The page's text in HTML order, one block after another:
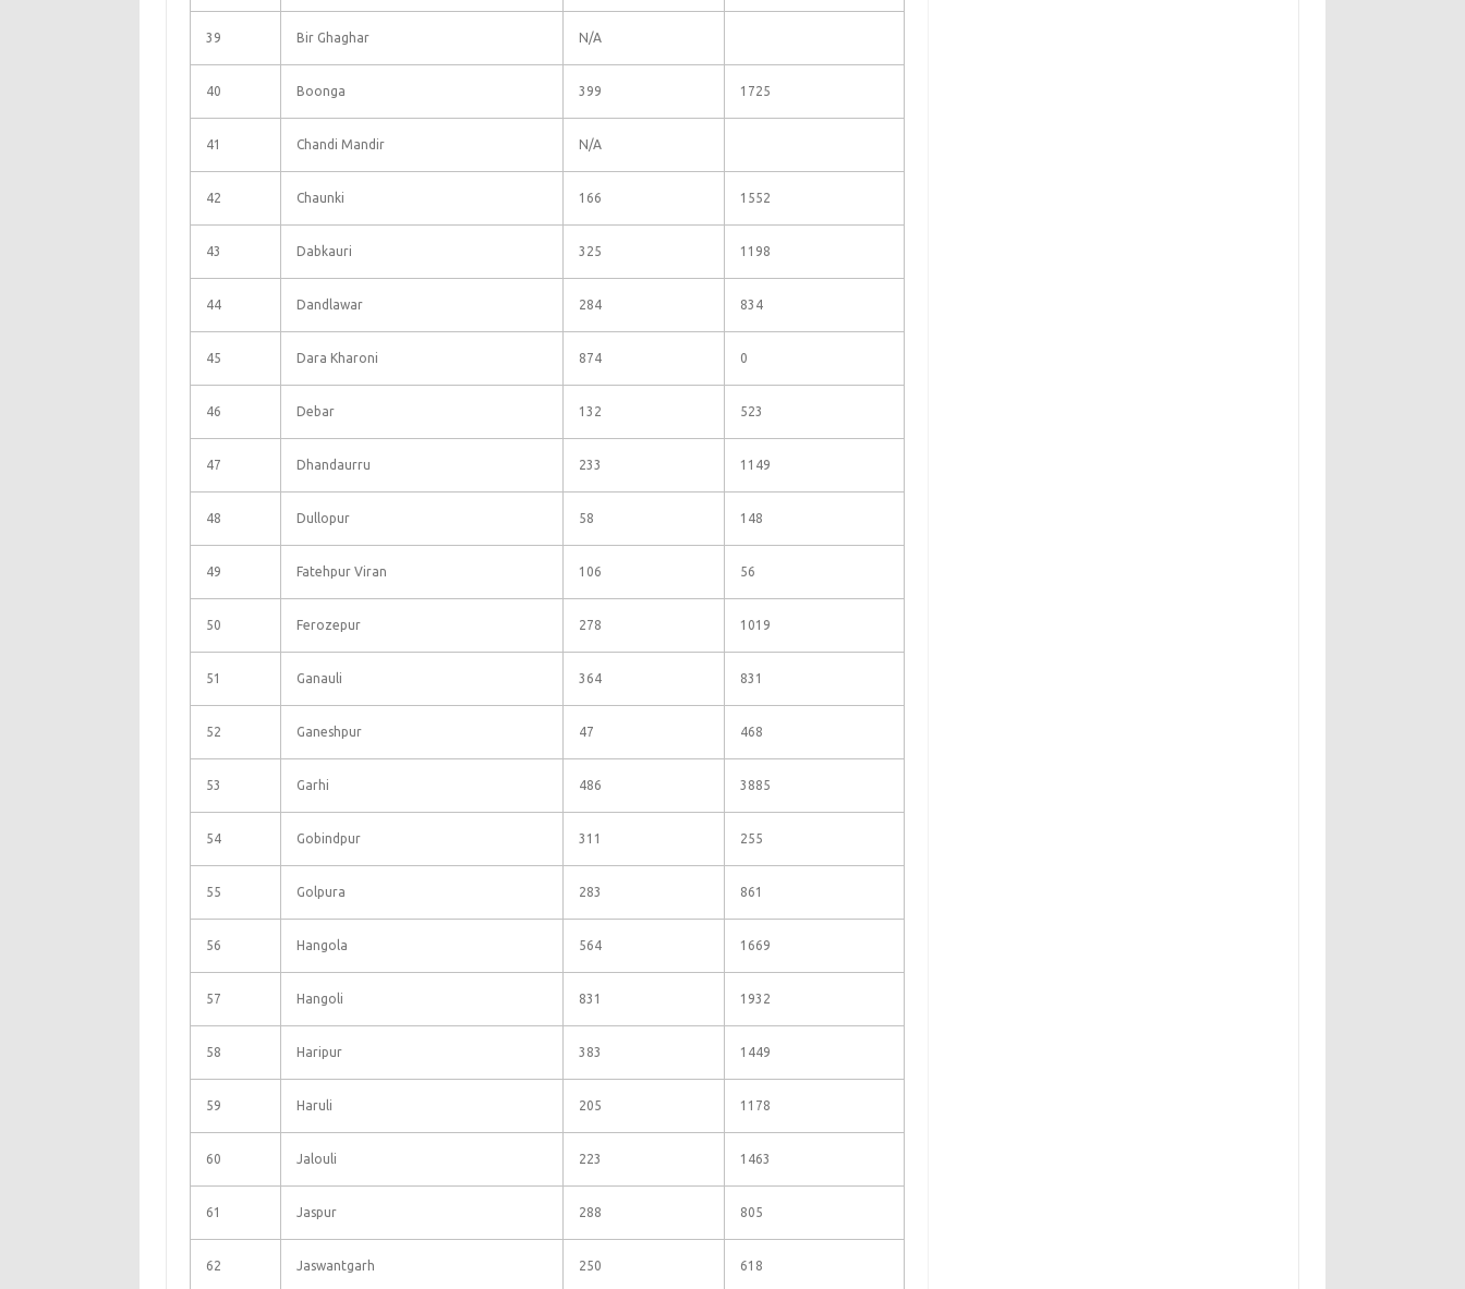
39 Bir Ghaghar N/A
40 Boonga 399 1725
41 Chandi Mandir N/A
42 Chaunki 166 1552
43 Dabkauri 325 1198
44 Dandlawar 284 834
45 Dara Kharoni 874 0
46 Debar 132 523
47 Dhandaurru 233 1149
48 Dullopur 58 148
49 Fatehpur Viran 106 56
50 Ferozepur 278 1019
51 Ganauli 364 831
52 Ganeshpur 47 468
53 Garhi 486 3885
54 Gobindpur 311 255
55 Golpura 283 861
56 Hangola 564 1669
57 Hangoli 831 1932
58 Haripur 383 1449
59 Haruli 205 1178
60 Jalouli 223 1463
61 Jaspur 288 805
62 Jaswantgarh 250 618